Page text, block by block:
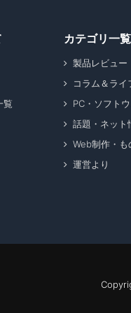
覧
カテゴリ一覧
製品レビュー
コラム＆ライ
PC・ソフト
話題・ネット
Web制作・も
運営より